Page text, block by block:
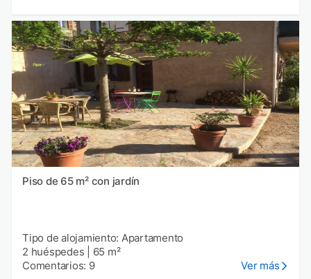
Piso de 65 m² con jardín
Tipo de alojamiento: Apartamento
2 huéspedes
65 m²
Comentarios: 9
Ver más